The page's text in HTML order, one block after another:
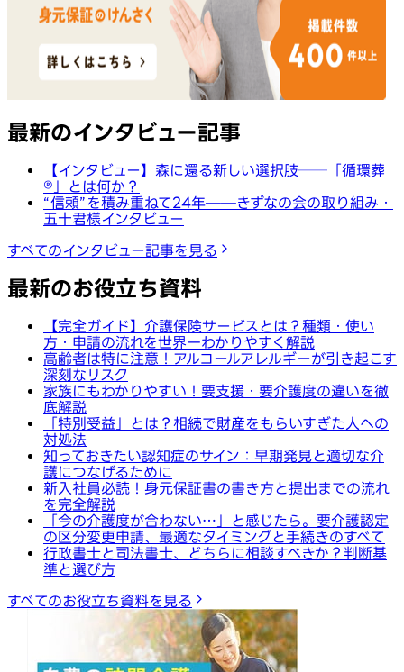
最新のインタビュー記事
【インタビュー】森に還る新しい選択肢──「循環葬
®︎」とは何か？
“信頼”を積み重ねて24年——きずなの会の取り組み・
五十君様インタビュー
すべてのインタビュー記事を見る
最新のお役立ち資料
【完全ガイド】介護保険サービスとは？種類・使い
方・申請の流れを世界一わかりやすく解説
高齢者は特に注意！アルコールアレルギーが引き起こす
深刻なリスク
家族にもわかりやすい！要支援・要介護度の違いを徹
底解説
「特別受益」とは？相続で財産をもらいすぎた人への
対処法
知っておきたい認知症のサイン：早期発見と適切な介
護につなげるために
新入社員必読！身元保証書の書き方と提出までの流れ
を完全解説
「今の介護度が合わない…」と感じたら。要介護認定
の区分変更申請、最適なタイミングと手続きのすべて
行政書士と司法書士、どちらに相談すべきか？判断基
準と選び方
すべてのお役立ち資料を見る